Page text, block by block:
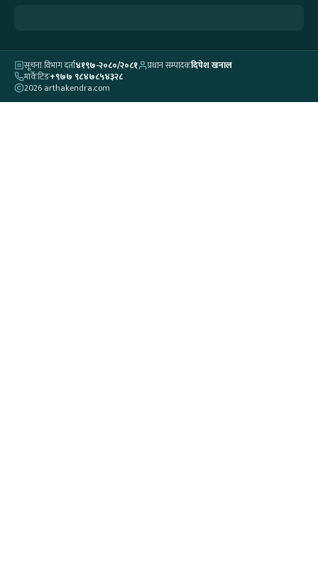
सूचना विभाग दर्ता४१९७-२०८०/२०८१ प्रधान सम्पादकदिपेश खनाल
मार्केटिङ+९७७ ९८४७८५४३२८
2026 arthakendra.com